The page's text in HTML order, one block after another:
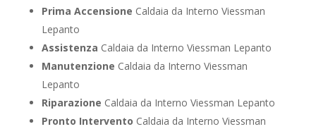
Prima Accensione Caldaia da Interno Viessman
Lepanto
Assistenza Caldaia da Interno Viessman Lepanto
Manutenzione Caldaia da Interno Viessman
Lepanto
Riparazione Caldaia da Interno Viessman Lepanto
Pronto Intervento Caldaia da Interno Viessman